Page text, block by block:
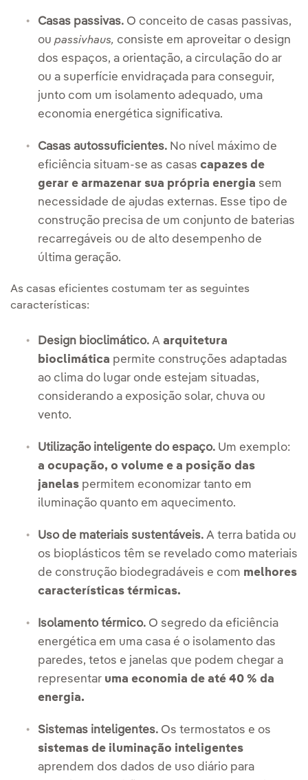
Casas passivas. O conceito de casas passivas,
ou passivhaus, consiste em aproveitar o design
dos espaços, a orientação, a circulação do ar
ou a superfície envidraçada para conseguir,
junto com um isolamento adequado, uma
economia energética significativa.
Casas autossuficientes. No nível máximo de
eficiência situam-se as casas capazes de
gerar e armazenar sua própria energia sem
necessidade de ajudas externas. Esse tipo de
construção precisa de um conjunto de baterias
recarregáveis ou de alto desempenho de
última geração.
As casas eficientes costumam ter as seguintes
características:
Design bioclimático. A arquitetura
bioclimática permite construções adaptadas
ao clima do lugar onde estejam situadas,
considerando a exposição solar, chuva ou
vento.
Utilização inteligente do espaço. Um exemplo:
a ocupação, o volume e a posição das
janelas permitem economizar tanto em
iluminação quanto em aquecimento.
Uso de materiais sustentáveis. A terra batida ou
os bioplásticos têm se revelado como materiais
de construção biodegradáveis e com melhores
características térmicas.
Isolamento térmico. O segredo da eficiência
energética em uma casa é o isolamento das
paredes, tetos e janelas que podem chegar a
representar uma economia de até 40 % da
energia.
Sistemas inteligentes. Os termostatos e os
sistemas de iluminação inteligentes
aprendem dos dados de uso diário para